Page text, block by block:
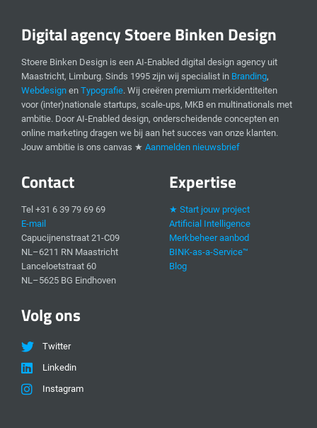
Digital agency Stoere Binken Design
Stoere Binken Design is een AI-Enabled digital design agency uit
Maastricht, Limburg. Sinds 1995 zijn wij specialist in Branding,
Webdesign en Typografie. Wij creëren premium merkidentiteiten
voor (inter)nationale startups, scale-ups, MKB en multinationals met
ambitie. Door AI-Enabled design, onderscheidende concepten en
online marketing dragen we bij aan het succes van onze klanten.
Jouw ambitie is ons canvas ★ Aanmelden nieuwsbrief
Contact
Tel +31 6 39 79 69 69
E-mail
Capucijnenstraat 21-C09
NL–6211 RN Maastricht
Lanceloetstraat 60
NL–5625 BG Eindhoven
Expertise
★ Start jouw project
Artificial Intelligence
Merkbeheer aanbod
BINK-as-a-Service™
Blog
Volg ons
Twitter
Linkedin
Instagram